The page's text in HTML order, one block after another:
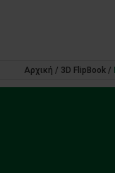
Αρχική / 3D FlipBook/